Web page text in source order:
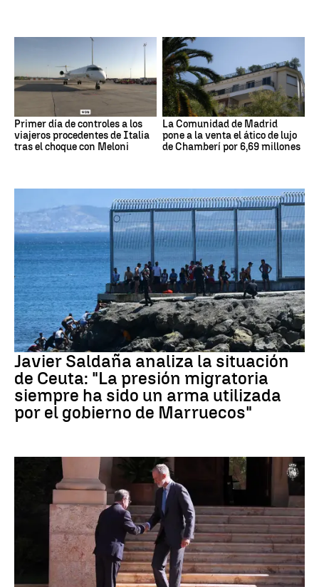
Primer día de controles a los
viajeros procedentes de Italia
tras el choque con Meloni
La Comunidad de Madrid
pone a la venta el ático de lujo
de Chamberí por 6,69 millones
Crisis migratoria Ceuta
Javier Saldaña analiza la situación
de Ceuta: "La presión migratoria
siempre ha sido un arma utilizada
por el gobierno de Marruecos"